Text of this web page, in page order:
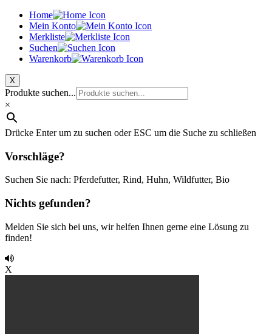
Home
Mein Konto
Merkliste
Suchen
Warenkorb
X
Produkte suchen...
×
Drücke Enter um zu suchen oder ESC um die Suche zu schließen
Vorschläge?
Suchen Sie nach: Pferdefutter, Rind, Huhn, Wildfutter, Bio
Nichts gefunden?
Melden Sie sich bei uns, wir helfen Ihnen gerne eine Lösung zu
finden!
X